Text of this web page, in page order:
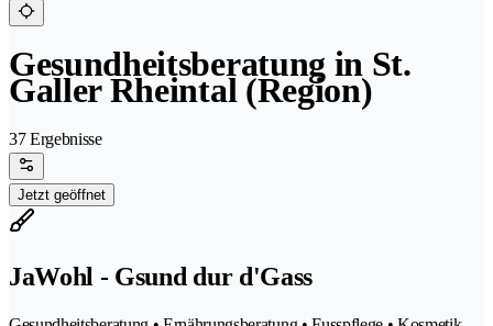
Gesundheitsberatung in St.
Galler Rheintal (Region)
37 Ergebnisse
Jetzt geöffnet
JaWohl - Gsund dur d'Gass